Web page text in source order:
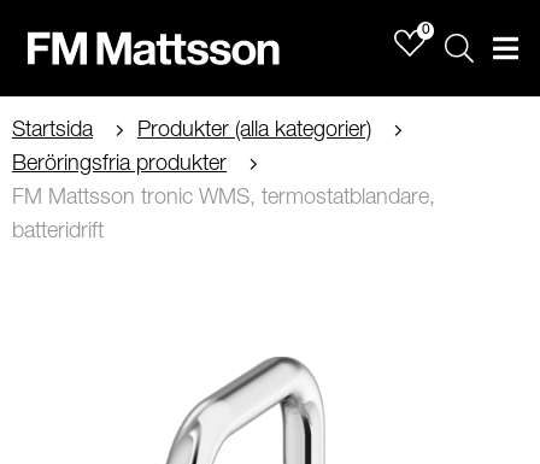
0
Sök
Startsida
Produkter (alla kategorier)
Beröringsfria produkter
FM Mattsson tronic WMS, termostatblandare,
batteridrift